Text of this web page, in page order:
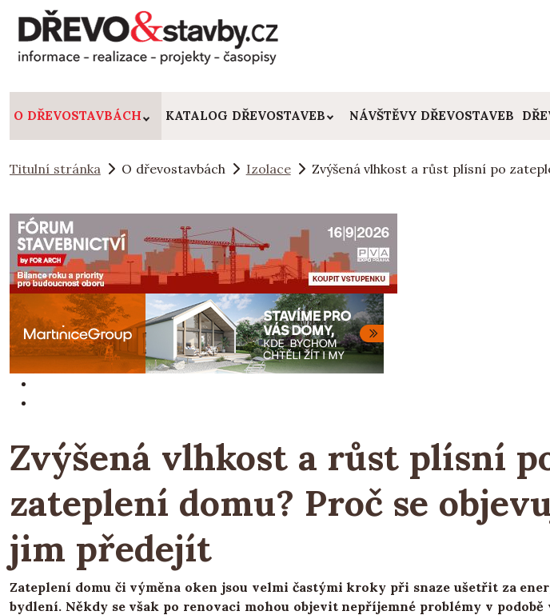
O DŘEVOSTAVBÁCH KATALOG DŘEVOSTAVEB NÁVŠTĚVY DŘEVOSTAVEB
Titulní stránka O dřevostavbách Izolace Zvýšená vlhkost a růst plísní po
Zvýšená vlhkost a růst plísní
zateplení domu? Proč se
jim předejít
Zateplení domu či výměna oken jsou velmi častými kroky při snaze ušetřit za
bydlení. Někdy se však po renovaci mohou objevit nepříjemné problémy v